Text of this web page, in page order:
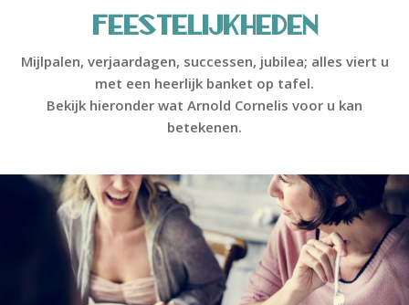
Feestelijkheden
Mijlpalen, verjaardagen, successen, jubilea; alles viert u
met een heerlijk banket op tafel.
Bekijk hieronder wat Arnold Cornelis voor u kan
betekenen.